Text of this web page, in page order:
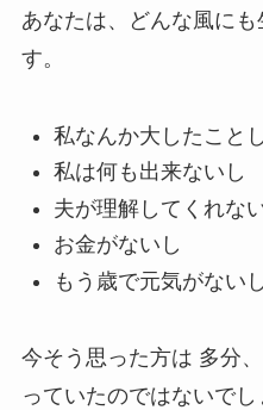
あなたは、どんな風に
す。
私なんか大したこと
私は何も出来ないし
夫が理解してくれな
お金がないし
もう歳で元気がないし
今そう思った方は 多分
っていたのではないで